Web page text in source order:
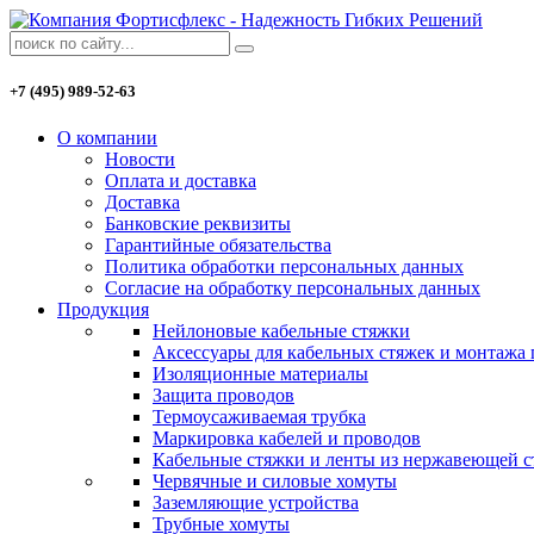
+7 (495) 989-52-63
О компании
Новости
Оплата и доставка
Доставка
Банковские реквизиты
Гарантийные обязательства
Политика обработки персональных данных
Согласие на обработку персональных данных
Продукция
Нейлоновые кабельные стяжки
Аксессуары для кабельных стяжек и монтажа
Изоляционные материалы
Защита проводов
Термоусаживаемая трубка
Маркировка кабелей и проводов
Кабельные стяжки и ленты из нержавеющей
Червячные и силовые хомуты
Заземляющие устройства
Трубные хомуты